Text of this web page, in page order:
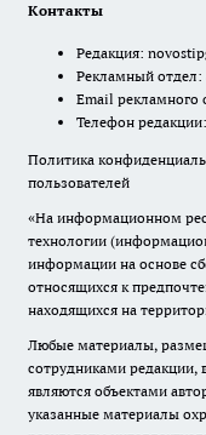
Контакты
Редакция:
Рекламный отдел:
Email рекламного
Телефон редакции:
Политика
пользователей
«На информационном
технологии
информации на основе
относящихся к
находящихся на
Любые материалы,
сотрудниками
являются объектами
указанные материалы